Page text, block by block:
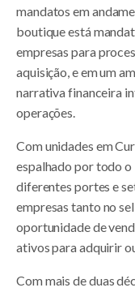
mandatos em
boutique está
empresas para
aquisição, e em um
narrativa financeira
operações.
Com unidades em
espalhado por todo o
diferentes portes e
empresas tanto no
oportunidade de
ativos para adquirir
Com mais de duas